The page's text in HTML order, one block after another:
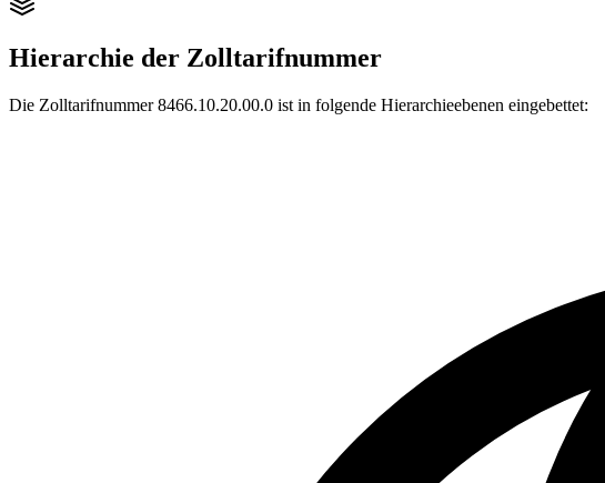
Hierarchie der Zolltarifnummer
Die Zolltarifnummer 8466.10.20.00.0 ist in folgende Hierarchieebenen eingebettet: